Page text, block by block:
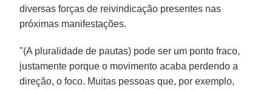
diversas forças de reivindicação presentes nas
próximas manifestações.
"(A pluralidade de pautas) pode ser um ponto fraco,
justamente porque o movimento acaba perdendo a
direção, o foco. Muitas pessoas que, por exemplo,